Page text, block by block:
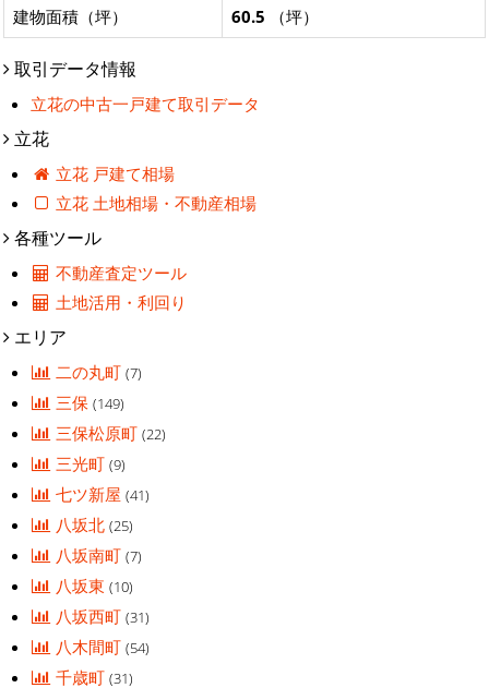
建物面積（坪）
60.5 （坪）
取引データ情報
立花の中古一戸建て取引データ
立花
立花 戸建て相場
立花 土地相場・不動産相場
各種ツール
不動産査定ツール
土地活用・利回り
エリア
二の丸町(7)
三保(149)
三保松原町(22)
三光町(9)
七ツ新屋(41)
八坂北(25)
八坂南町(7)
八坂東(10)
八坂西町(31)
八木間町(54)
千歳町(31)